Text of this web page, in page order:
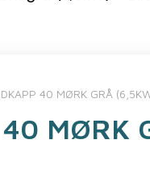
40 MØRK GRÅ
MØRK